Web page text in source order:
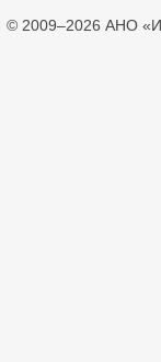
© 2009–2026 АНО